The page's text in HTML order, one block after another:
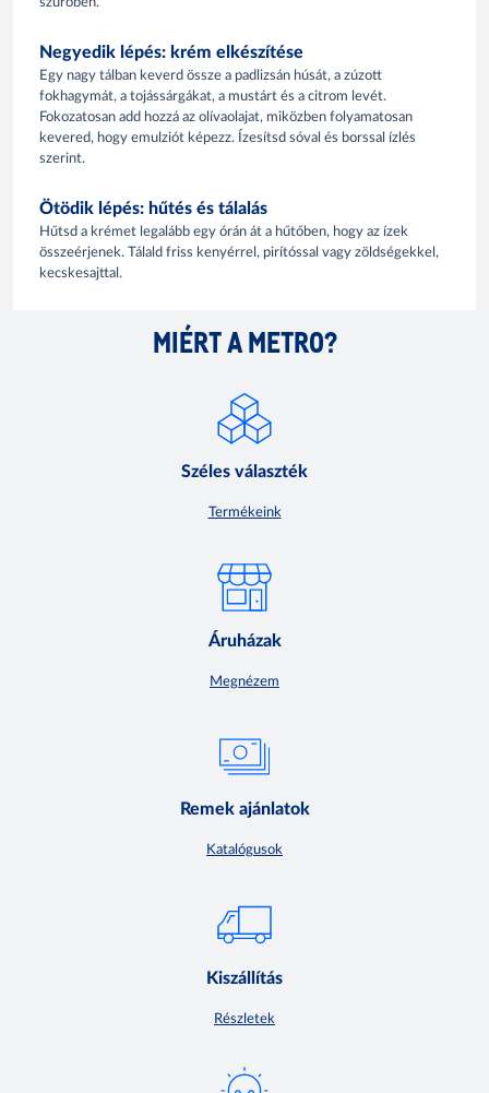
szűrőben.
Negyedik lépés: krém elkészítése
Egy nagy tálban keverd össze a padlizsán húsát, a zúzott
fokhagymát, a tojássárgákat, a mustárt és a citrom levét.
Fokozatosan add hozzá az olívaolajat, miközben folyamatosan
kevered, hogy emulziót képezz. Ízesítsd sóval és borssal ízlés
szerint.
Ötödik lépés: hűtés és tálalás
Hűtsd a krémet legalább egy órán át a hűtőben, hogy az ízek
összeérjenek. Tálald friss kenyérrel, pirítóssal vagy zöldségekkel,
kecskesajttal.
MIÉRT A METRO?
Széles választék
Termékeink
Áruházak
Megnézem
Remek ajánlatok
Katalógusok
Kiszállítás
Részletek